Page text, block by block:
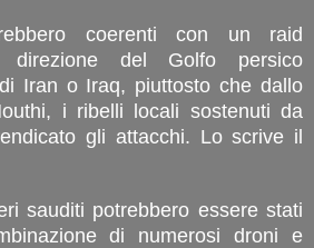
coerenti con un raid
direzione del Golfo persico
Iran o Iraq, piuttosto che dallo
i ribelli locali sostenuti da
gli attacchi. Lo scrive il
sauditi potrebbero essere stati
di numerosi droni e